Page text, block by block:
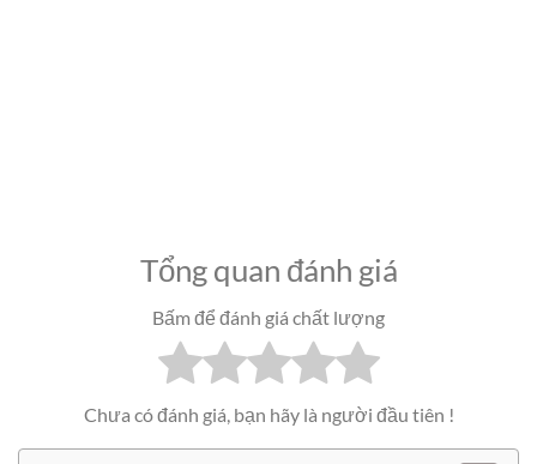
Tổng quan đánh giá
Bấm để đánh giá chất lượng
Chưa có đánh giá, bạn hãy là người đầu tiên !